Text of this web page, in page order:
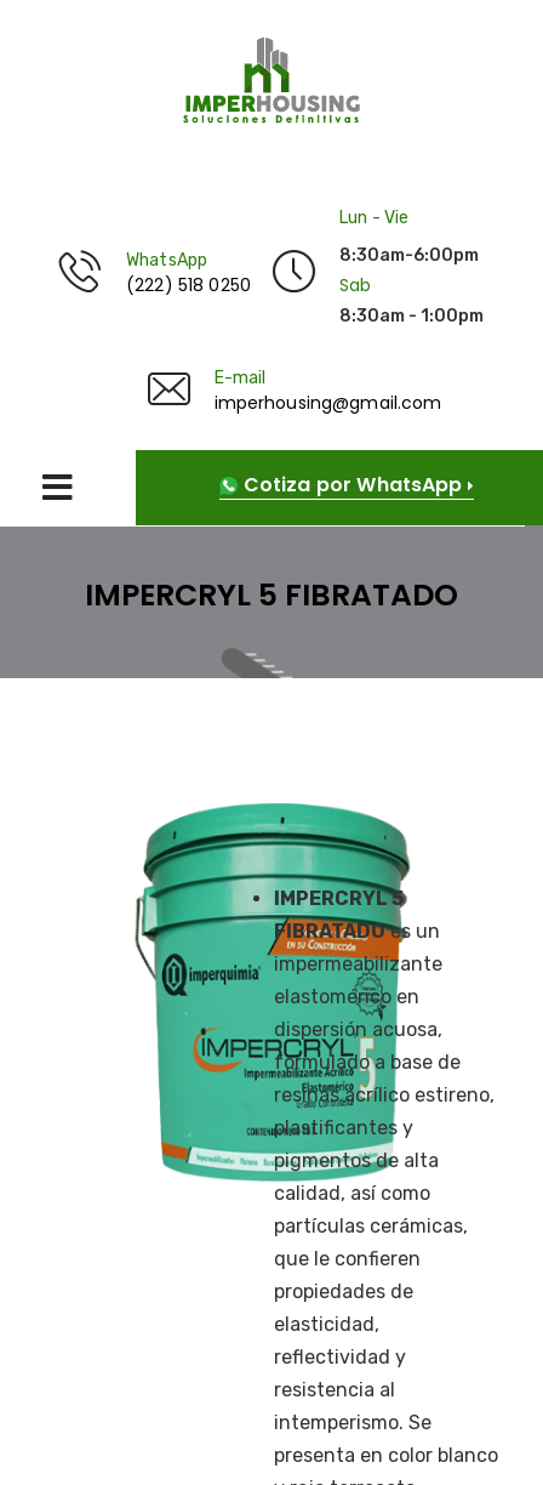
WhatsApp
(222) 518 0250
Lun - Vie
8:30am-6:00pm
Sab
8:30am - 1:00pm
E-mail
imperhousing@gmail.com
Cotiza por WhatsApp
IMPERCRYL 5 FIBRATADO
IMPERCRYL 5
FIBRATADOes un
impermeabilizante
elastomérico en
dispersión acuosa,
formulado a base de
resinas acrílico estireno,
plastificantes y
pigmentos de alta
calidad, así como
partículas cerámicas,
que le confieren
propiedades de
elasticidad,
reflectividad y
resistencia al
intemperismo. Se
presenta en color blanco